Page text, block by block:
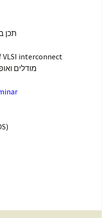
תכן
interconnect
מודלים